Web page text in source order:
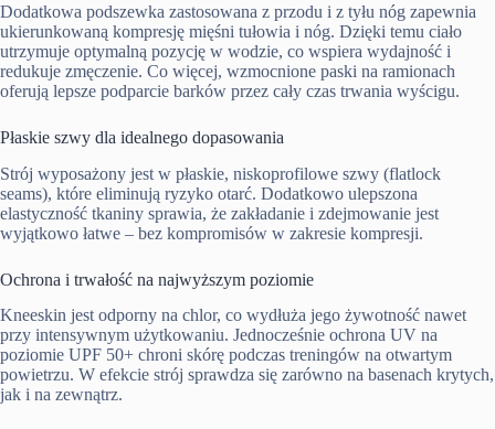
Dodatkowa podszewka zastosowana z przodu i z tyłu nóg zapewnia
ukierunkowaną kompresję mięśni tułowia i nóg. Dzięki temu ciało
utrzymuje optymalną pozycję w wodzie, co wspiera wydajność i
redukuje zmęczenie. Co więcej, wzmocnione paski na ramionach
oferują lepsze podparcie barków przez cały czas trwania wyścigu.
Płaskie szwy dla idealnego dopasowania
Strój wyposażony jest w płaskie, niskoprofilowe szwy (flatlock
seams), które eliminują ryzyko otarć. Dodatkowo ulepszona
elastyczność tkaniny sprawia, że zakładanie i zdejmowanie jest
wyjątkowo łatwe – bez kompromisów w zakresie kompresji.
Ochrona i trwałość na najwyższym poziomie
Kneeskin jest odporny na chlor, co wydłuża jego żywotność nawet
przy intensywnym użytkowaniu. Jednocześnie ochrona UV na
poziomie UPF 50+ chroni skórę podczas treningów na otwartym
powietrzu. W efekcie strój sprawdza się zarówno na basenach krytych,
jak i na zewnątrz.